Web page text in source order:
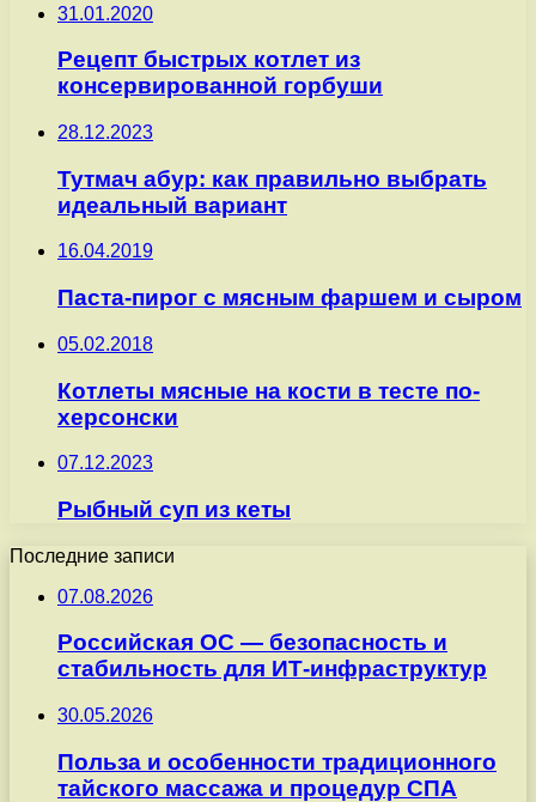
31.01.2020
Рецепт быстрых котлет из
консервированной горбуши
28.12.2023
Тутмач абур: как правильно выбрать
идеальный вариант
16.04.2019
Паста-пирог с мясным фаршем и сыром
05.02.2018
Котлеты мясные на кости в тесте по-
херсонски
07.12.2023
Рыбный суп из кеты
Последние записи
07.08.2026
Российская ОС — безопасность и
стабильность для ИТ-инфраструктур
30.05.2026
Польза и особенности традиционного
тайского массажа и процедур СПА